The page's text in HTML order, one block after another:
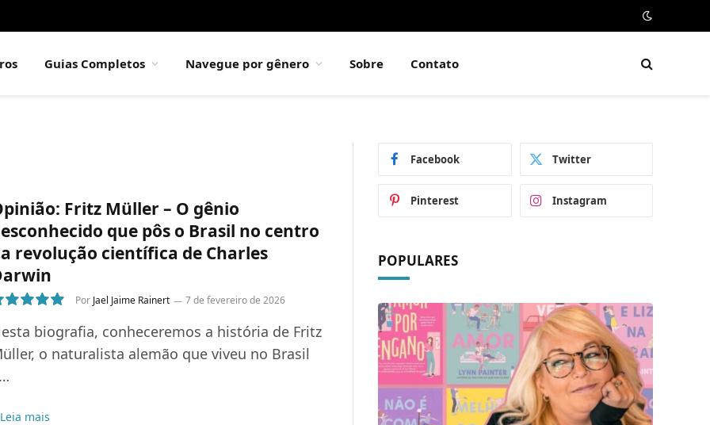
Guias Completos Navegue por gênero Sobre Contato
Fritz Müller – O gênio
que pôs o Brasil no centro
revolução científica de Charles
Por Jael Jaime Rainert 7 de fevereiro de 2026
biografia, conheceremos a história de Fritz
o naturalista alemão que viveu no Brasil
Leia mais
Facebook Twitter
Pinterest Instagram
POPULARES